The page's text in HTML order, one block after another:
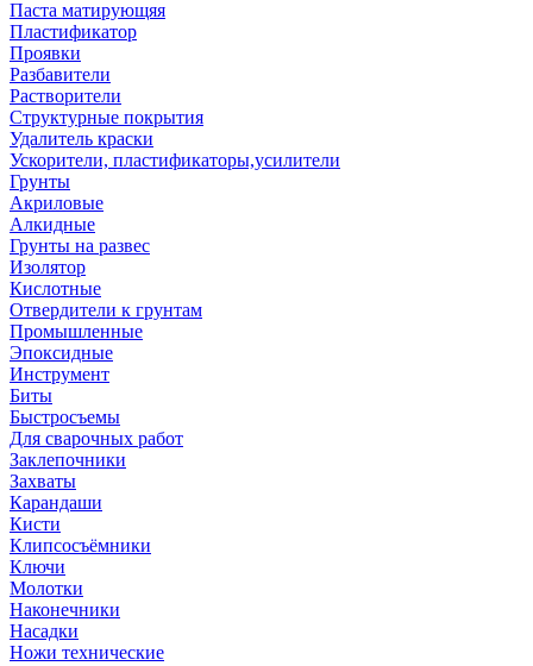
Паста матирующяя
Пластификатор
Проявки
Разбавители
Растворители
Структурные покрытия
Удалитель краски
Ускорители, пластификаторы,усилители
Грунты
Акриловые
Алкидные
Грунты на развес
Изолятор
Кислотные
Отвердители к грунтам
Промышленные
Эпоксидные
Инструмент
Биты
Быстросъемы
Для сварочных работ
Заклепочники
Захваты
Карандаши
Кисти
Клипсосъёмники
Ключи
Молотки
Наконечники
Насадки
Ножи технические